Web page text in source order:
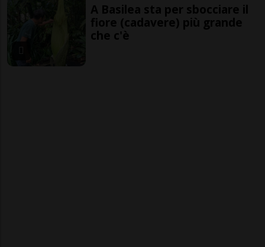
A Basilea sta per sbocciare il
fiore (cadavere) più grande
che c'è